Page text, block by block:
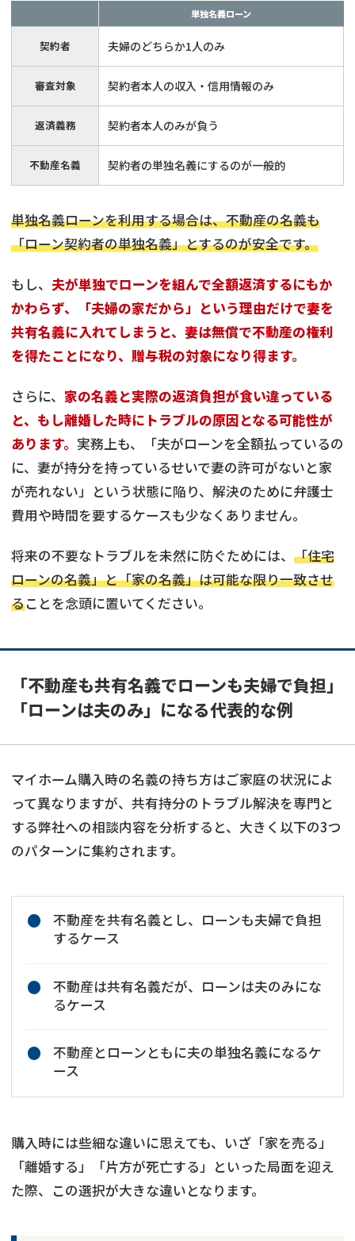
単独名義ローン
契約者 夫婦のどちらか1人のみ
審査対象 契約者本人の収入・信用情報のみ
返済義務 契約者本人のみが負う
不動産名義 契約者の単独名義にするのが一般的
単独名義ローンを利用する場合は、不動産の名義も
「ローン契約者の単独名義」とするのが安全です。
もし、 夫が単独でローンを組んで全額返済するにもか
かわらず、「夫婦の家だから」という理由だけで妻を
共有名義に入れてしまうと、妻は無償で不動産の権利
を得たことになり、贈与税の対象になり得ます。
さらに、 家の名義と実際の返済負担が食い違っている
と、もし離婚した時にトラブルの原因となる可能性が
あります。 実務上も、「夫がローンを全額払っているの
に、妻が持分を持っているせいで妻の許可がないと家
が売れない」という状態に陥り、解決のために弁護士
費用や時間を要するケースも少なくありません。
将来の不要なトラブルを未然に防ぐためには、 「住宅
ローンの名義」と「家の名義」は可能な限り一致させ
ることを念頭に置いてください。
「不動産も共有名義でローンも夫婦で負担」
「ローンは夫のみ」になる代表的な例
マイホーム購入時の名義の持ち方はご家庭の状況によ
って異なりますが、共有持分のトラブル解決を専門と
する弊社への相談内容を分析すると、大きく以下の3つ
のパターンに集約されます。
不動産を共有名義とし、ローンも夫婦で負担
するケース
不動産は共有名義だが、ローンは夫のみにな
るケース
不動産とローンともに夫の単独名義になるケ
ース
購入時には些細な違いに思えても、いざ「家を売る」
「離婚する」「片方が死亡する」といった局面を迎え
た際、この選択が大きな違いとなります。